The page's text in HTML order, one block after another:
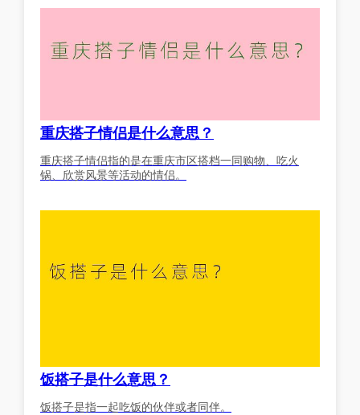
重庆搭子情侣是什么意思？
重庆搭子情侣指的是在重庆市区搭档一同购物、吃火
锅、欣赏风景等活动的情侣。
饭搭子是什么意思？
饭搭子是指一起吃饭的伙伴或者同伴。